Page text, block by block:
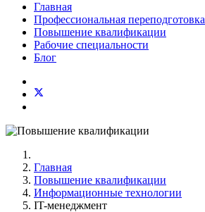
Главная
Профессиональная переподготовка
Повышение квалификации
Рабочие специальности
Блог
Главная
Повышение квалификации
Информационные технологии
IT-менеджмент